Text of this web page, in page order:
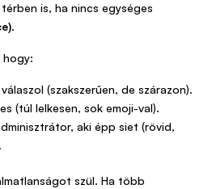
is, ha nincs egységes
.
hogy:
(szakszerűen, de szárazon).
(túl lelkesen, sok emoji-val).
aki épp siet (rövid,
szül. Ha több